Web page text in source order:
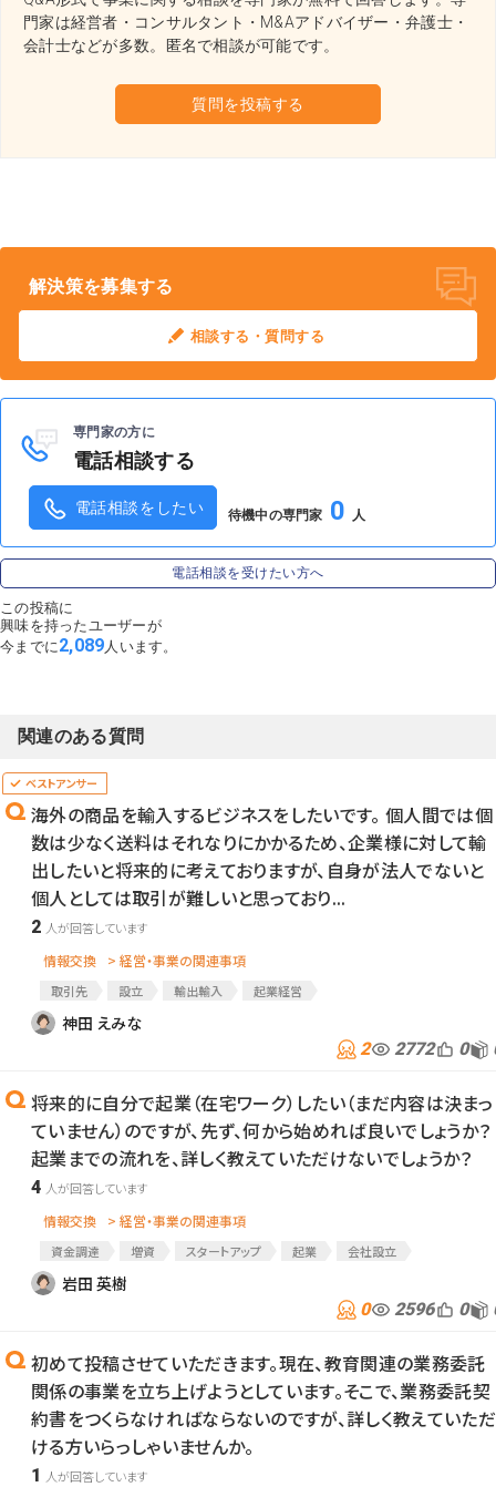
門家は経営者・コンサルタント・M&Aアドバイザー・弁護士・
会計士などが多数。
匿名で相談が可能です。
質問を投稿する
解決策を募集する
相談する・質問する
専門家の方に
電話相談する
電話相談をしたい 待機中の専門家 0 人
電話相談を受けたい方へ
この投稿に
興味を持ったユーザーが
今までに2,089人います。
関連のある質問
海外の商品を輸入するビジネスをしたいです。 個人間では個
数は少なく送料はそれなりにかかるため、企業様に対して輸
出したいと将来的に考えておりますが、自身が法人でないと
個人としては取引が難しいと思っており...
2
情報交換 > 経営・事業の関連事項
取引先 設立 輸出輸入 起業経営
神田 えみな
2 2772 0
将来的に自分で起業（在宅ワーク）したい（まだ内容は決まっ
ていません）のですが、先ず、何から始めれば良いでしょうか？
起業までの流れを、詳しく教えていただけないでしょうか？
4
情報交換 > 経営・事業の関連事項
資金調達 増資 スタートアップ 起業
会社設立
株式会社設立
岩田 英樹
0 2596 0
初めて投稿させていただきます。現在、教育関連の業務委託
関係の事業を立ち上げようとしています。そこで、業務委託契
約書をつくらなければならないのですが、詳しく教えていただ
ける方いらっしゃいませんか。
1